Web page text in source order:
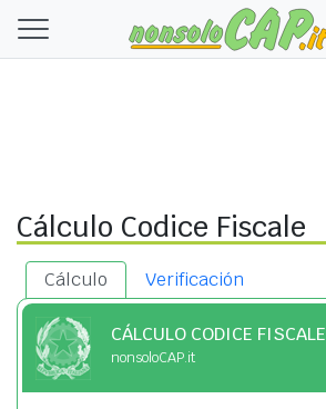
Cálculo Codice Fiscale
Cálculo Verificación
CÁLCULO CODICE FISCALE
nonsoloCAP.it